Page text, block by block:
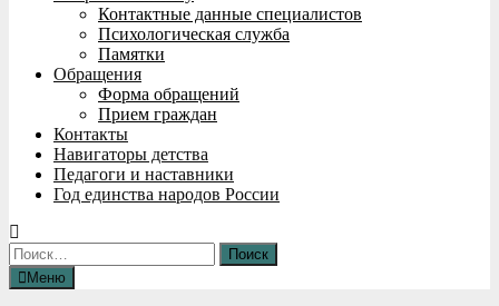
Контактные данные специалистов
Психологическая служба
Памятки
Обращения
Форма обращений
Прием граждан
Контакты
Навигаторы детства
Педагоги и наставники
Год единства народов России
Найти:
Меню